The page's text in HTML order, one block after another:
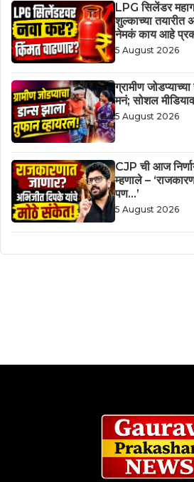
LPG सिलेंडर
शुल्काच्या तयारीत
नेमकं काय आहे
5 August 2026
ग्रामीण
मनं; सोशल
5 August 2026
CJP ची आज
म्हणाले –
पण…’
5 August 2026